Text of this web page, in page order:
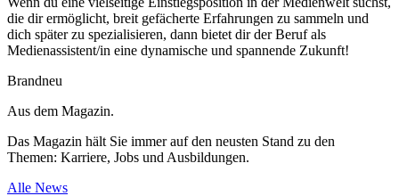
die dir ermöglicht, breit gefächerte Erfahrungen zu sammeln und
dich später zu spezialisieren, dann bietet dir der Beruf als
Medienassistent/in eine dynamische und spannende Zukunft!
Brandneu
Aus dem Magazin.
Das Magazin hält Sie immer auf den neusten Stand zu den
Themen: Karriere, Jobs und Ausbildungen.
Alle News